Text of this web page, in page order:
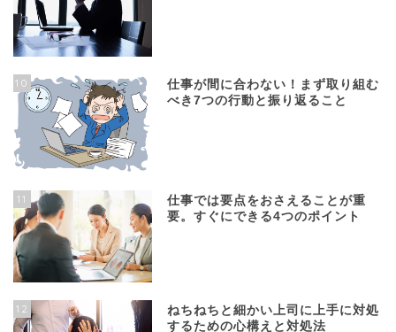
10
仕事が間に合わない！まず取り組む
べき7つの行動と振り返ること
11
仕事では要点をおさえることが重
要。すぐにできる4つのポイント
12
ねちねちと細かい上司に上手に対処
するための心構えと対処法